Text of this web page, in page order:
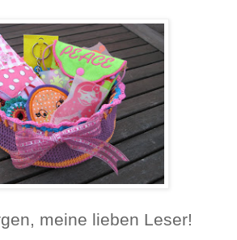
meine lieben Leser!